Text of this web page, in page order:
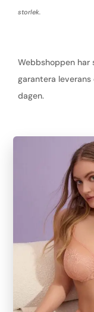
storlek.
Webbshoppen har
garantera
dagen.